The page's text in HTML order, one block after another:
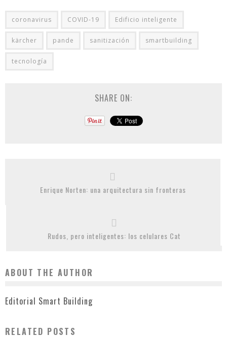
coronavirus COVID-19 Edificio inteligente
kärcher pande sanitización smartbuilding
tecnología
SHARE ON:
Enrique Norten: una arquitectura sin fronteras
Rudos, pero inteligentes: los celulares Cat
ABOUT THE AUTHOR
Editorial Smart Building
RELATED POSTS